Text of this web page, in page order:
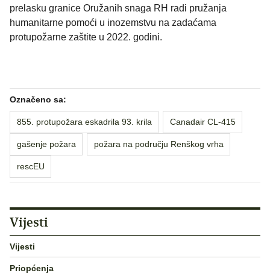
prelasku granice Oružanih snaga RH radi pružanja
humanitarne pomoći u inozemstvu na zadaćama
protupožarne zaštite u 2022. godini.
Označeno sa:
855. protupožara eskadrila 93. krila Canadair CL-415
gašenje požara požara na području Renškog vrha
rescEU
Vijesti
Vijesti
Priopćenja